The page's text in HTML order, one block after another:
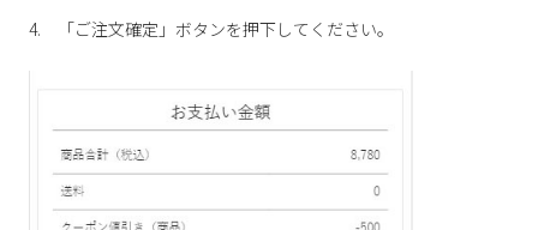
4. 「ご注文確定」ボタンを押下してください。